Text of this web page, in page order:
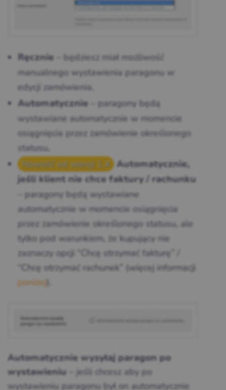
Ręcznie
– będziesz miał możliwość
manualnego wystawienia paragonu w
edycji zamówienia,
Automatycznie
– paragony będą
wystawiane automatycznie w momencie
osiągnięcia przez zamówienie określonego
statusu,
Nowość od wersji 1.4
Automatycznie,
jeśli klient nie chce faktury / rachunku
– paragony będą wystawiane
automatycznie w momencie osiągnięcia
przez zamówienie określonego statusu, ale
tylko pod warunkiem, że kupujący nie
zaznaczy opcji “Chcę otrzymać fakturę” /
“Chcę otrzymać rachunek” (więcej informacji
poniżej).
Automatycznie wysyłaj paragon po
wystawieniu
– jeśli chcesz aby po
wystawieniu paragonu był on automatycznie